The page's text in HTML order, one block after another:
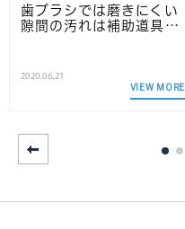
歯ブラシでは磨きにくい
隙間の汚れは補助道具…
2020.06.21
VIEW MORE